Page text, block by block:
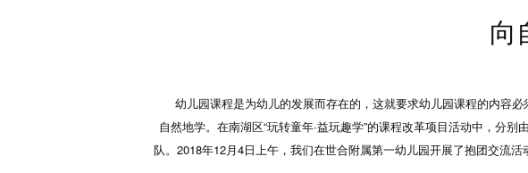
向
幼儿园课程是为幼儿的发展而存在的，这就要求幼儿园课程的内容必
自然地学。在南湖区“玩转童年·益玩趣学”的课程改革项目活动中，分
队。2018年12月4日上午，我们在世合附属第一幼儿园开展了抱团交流